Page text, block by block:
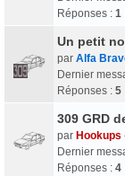
Réponses : 1
Un petit
par Alfa
Dernier
Réponses : 5
309 GRD
par Hookups
Dernier
Réponses : 4